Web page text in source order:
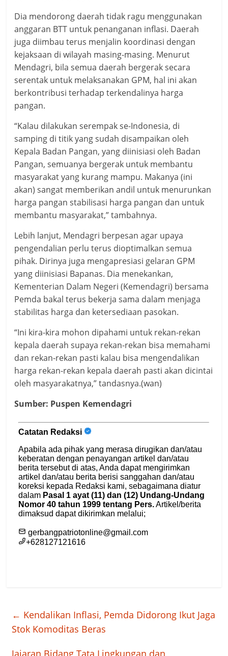
Dia mendorong daerah tidak ragu menggunakan
anggaran BTT untuk penanganan inflasi. Daerah
juga diimbau terus menjalin koordinasi dengan
kejaksaan di wilayah masing-masing. Menurut
Mendagri, bila semua daerah bergerak secara
serentak untuk melaksanakan GPM, hal ini akan
berkontribusi terhadap terkendalinya harga
pangan.
“Kalau dilakukan serempak se-Indonesia, di
samping di titik yang sudah disampaikan oleh
Kepala Badan Pangan, yang diinisiasi oleh Badan
Pangan, semuanya bergerak untuk membantu
masyarakat yang kurang mampu. Makanya (ini
akan) sangat memberikan andil untuk menurunkan
harga pangan stabilisasi harga pangan dan untuk
membantu masyarakat,” tambahnya.
Lebih lanjut, Mendagri berpesan agar upaya
pengendalian perlu terus dioptimalkan semua
pihak. Dirinya juga mengapresiasi gelaran GPM
yang diinisiasi Bapanas. Dia menekankan,
Kementerian Dalam Negeri (Kemendagri) bersama
Pemda bakal terus bekerja sama dalam menjaga
stabilitas harga dan ketersediaan pasokan.
“Ini kira-kira mohon dipahami untuk rekan-rekan
kepala daerah supaya rekan-rekan bisa memahami
dan rekan-rekan pasti kalau bisa mengendalikan
harga rekan-rekan kepala daerah pasti akan dicintai
oleh masyarakatnya,” tandasnya.(wan)
Sumber: Puspen Kemendagri
← Kendalikan Inflasi, Pemda Didorong Ikut Jaga
Stok Komoditas Beras